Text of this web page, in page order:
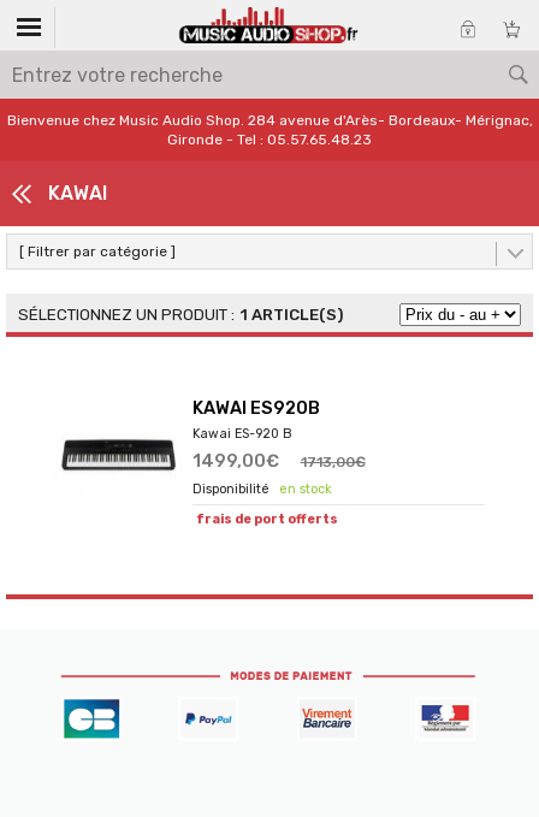
Bienvenue chez Music Audio Shop. 284 avenue d'Arès- Bordeaux- Mérignac,
Gironde - Tel : 05.57.65.48.23
KAWAI
[ Filtrer par catégorie ]
1 ARTICLE(S)
KAWAI ES920B
Kawai ES-920 B
1499,00€ 1713,00€
en stock
frais de port offerts